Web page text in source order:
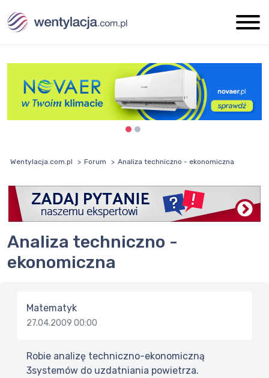
Wentylacja.com.pl Forum Analiza techniczno - ekonomiczna
Analiza techniczno -
ekonomiczna
Matematyk
27.04.2009 00:00
Robie analizę techniczno-ekonomiczną
3systemów do uzdatniania powietrza.